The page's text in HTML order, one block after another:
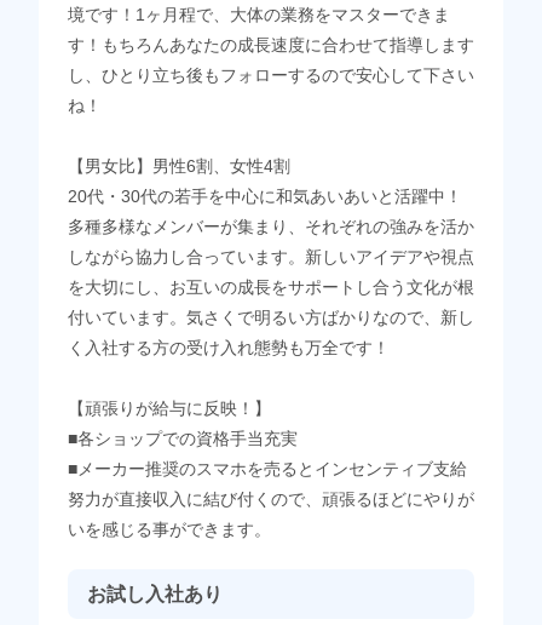
境です！1ヶ月程で、大体の業務をマスターできま
す！もちろんあなたの成長速度に合わせて指導します
し、ひとり立ち後もフォローするので安心して下さい
ね！
【男女比】男性6割、女性4割
20代・30代の若手を中心に和気あいあいと活躍中！
多種多様なメンバーが集まり、それぞれの強みを活か
しながら協力し合っています。新しいアイデアや視点
を大切にし、お互いの成長をサポートし合う文化が根
付いています。気さくで明るい方ばかりなので、新し
く入社する方の受け入れ態勢も万全です！
【頑張りが給与に反映！】
■各ショップでの資格手当充実
■メーカー推奨のスマホを売るとインセンティブ支給
努力が直接収入に結び付くので、頑張るほどにやりが
いを感じる事ができます。
お試し入社あり